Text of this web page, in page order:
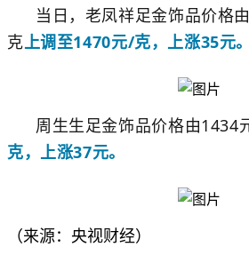
当日，老凤祥足金饰品价格
克 上调至1470元/克，上涨35元。
周生生足金饰品价格由1434
克，上涨37元。
（来源：央视财经）